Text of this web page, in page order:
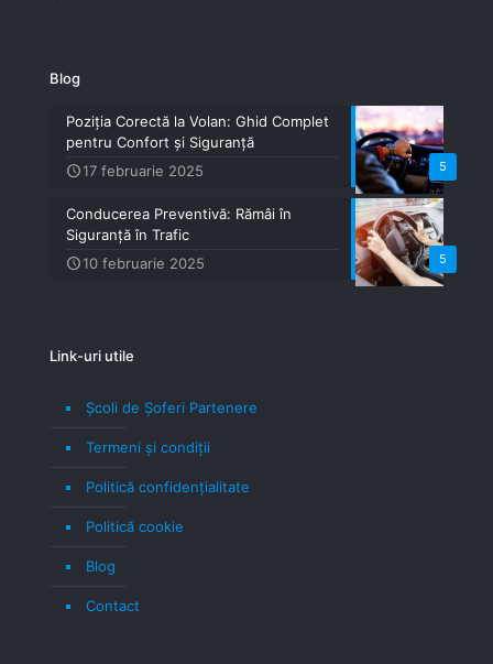
Blog
5
Poziția Corectă la Volan: Ghid Complet
pentru Confort și Siguranță
17 februarie 2025
5
Conducerea Preventivă: Rămâi în
Siguranță în Trafic
10 februarie 2025
Link-uri utile
Școli de Șoferi Partenere
Termeni şi condiţii
Politică confidenţialitate
Politică cookie
Blog
Contact